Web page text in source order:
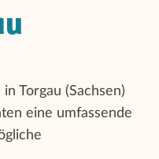
Torgau (Sachsen)
eine umfassende